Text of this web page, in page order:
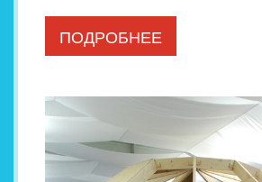
ПОДРОБНЕЕ